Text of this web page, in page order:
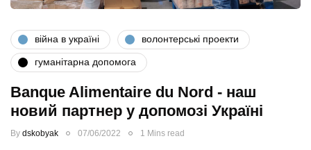
війна в україні волонтерські проекти
гуманітарна допомога
Banque Alimentaire du Nord - наш
новий партнер у допомозі Україні
By dskobyak 07/06/2022 1 Mins read